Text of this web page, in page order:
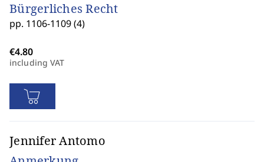
Bürgerliches Recht
pp. 1106-1109 (4)
including VAT
Jennifer Antomo